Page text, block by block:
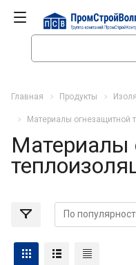
Главная Продукты
Материалы огнезащитной
Материалы